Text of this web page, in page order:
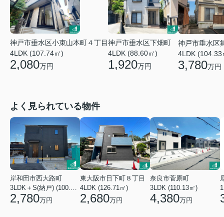
神戸市垂水区小束山本町４丁目
4LDK (107.74㎡)
2,080万円
神戸市垂水区下畑町
4LDK (88.60㎡)
1,920万円
神戸市垂水区
4LDK (104.33
3,780万円
よく見られている物件
岸和田市西大路町
2,780万円
東大阪市日下町８丁目
4LDK (126.71㎡)
2,680万円
奈良市菅原町
3LDK (110.13㎡)
4,380万円